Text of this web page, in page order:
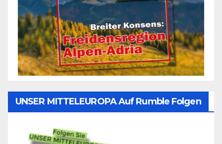
UNSER MITTELEUROPA Auf Rumble Folgen